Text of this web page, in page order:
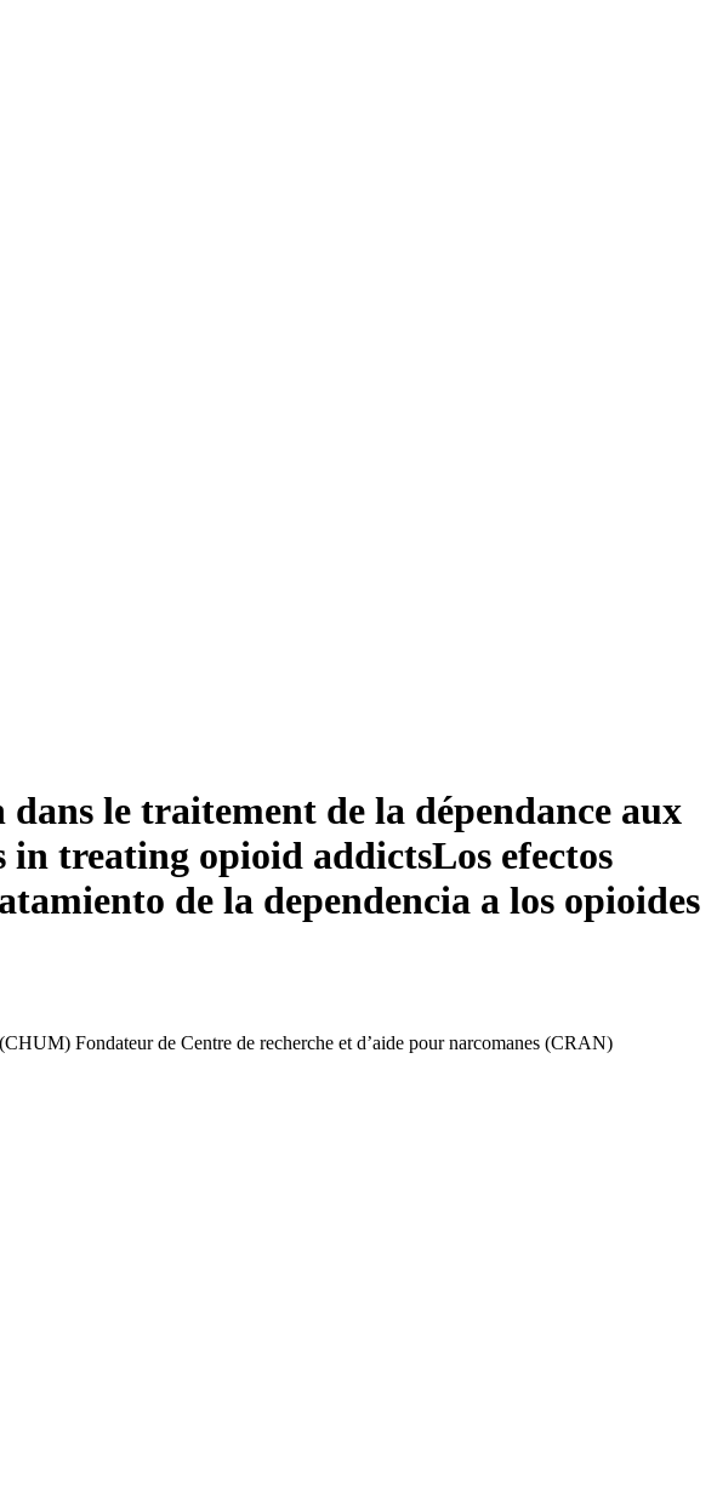
le traitement de la dépendance aux
in treating opioid addictsLos efectos
de la dependencia a los opioides
(CHUM) Fondateur de Centre de recherche et d’aide pour narcomanes (CRAN)